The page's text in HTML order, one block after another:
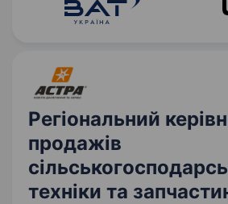
Регіональний
продажів
техніки та